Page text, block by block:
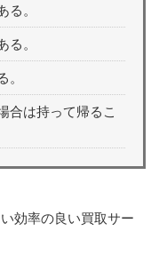
。
。
合は持って帰るこ
効率の良い買取サー